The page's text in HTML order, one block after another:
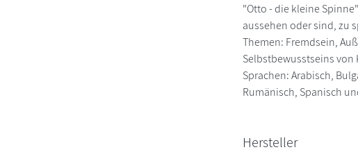
"Otto - die kleine
aussehen oder sind, zu
Themen: Fremdsein,
Selbstbewusstseins
Sprachen: Arabisch,
Rumänisch, Spanisch
Hersteller